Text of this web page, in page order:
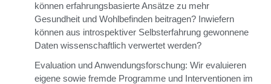
können erfahrungsbasierte Ansätze zu mehr
Gesundheit und Wohlbefinden beitragen? Inwiefern
können aus introspektiver Selbsterfahrung gewonnene
Daten wissenschaftlich verwertet werden?
Evaluation und Anwendungsforschung: Wir evaluieren
eigene sowie fremde Programme und Interventionen im